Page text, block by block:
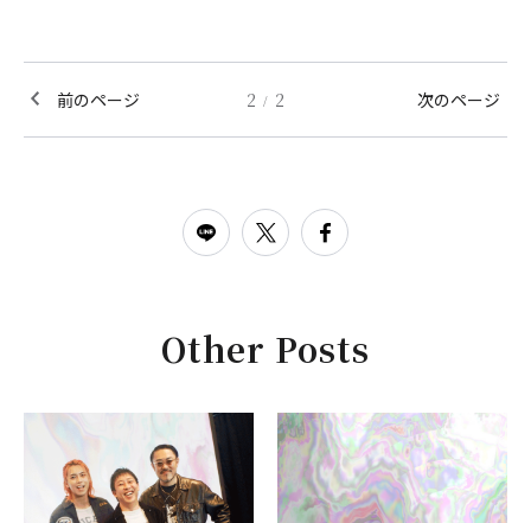
前のページ 2 / 2 次のページ
Other Posts